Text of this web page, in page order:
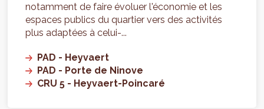
notamment de faire évoluer l'économie et les
espaces publics du quartier vers des activités
plus adaptées à celui-...
PAD - Heyvaert
PAD - Porte de Ninove
CRU 5 - Heyvaert-Poincaré